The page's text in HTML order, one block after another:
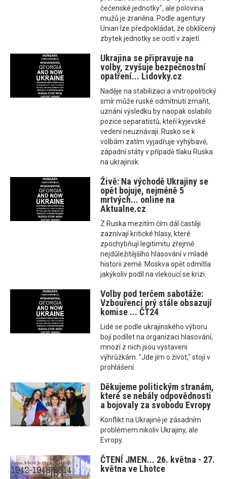
čečenské jednotky", ale polovina
mužů je zraněna. Podle agentury
Unian lze předpokládat, že obklíčený
zbytek jednotky se ocitl v zajetí.
Ukrajina se připravuje na
volby, zvyšuje bezpečnostní
opatření... Lidovky.cz
Naděje na stabilizaci a vnitropolitický
smír může ruské odmítnutí zmařit,
uznání výsledku by naopak oslabilo
pozice separatistů, kteří kyjevské
vedení neuznávají. Rusko se k
volbám zatím vyjadřuje vyhýbavě,
západní státy v případě tlaku Ruska
na ukrajinsk
Živě: Na východě Ukrajiny se
opět bojuje, nejméně 5
mrtvých... online na
Aktualne.cz
Z Ruska mezitím čím dál častěji
zaznívají kritické hlasy, které
zpochybňují legitimitu zřejmě
nejdůležitějšího hlasování v mladé
historii země. Moskva opět odmítla
jakýkoliv podíl na vlekoucí se krizi.
Volby pod terčem sabotáže:
Vzbouřenci prý stále obsazují
komise ... ČT24
Lidé se podle ukrajinského výboru
bojí podílet na organizaci hlasování,
mnozí z nich jsou vystaveni
výhrůžkám. "Jde jim o život," stojí v
prohlášení.
Děkujeme politickým stranám,
které se nebály odpovědnosti
a bojovaly za svobodu Evropy
Konflikt na Ukrajině je zásadním
problémem nikoliv Ukrajiny, ale
Evropy.
ČTENÍ JMEN... 26. května - 27.
května ve Lhotce